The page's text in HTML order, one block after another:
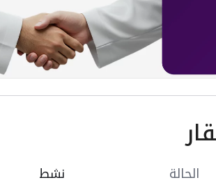
الحالة
نشط